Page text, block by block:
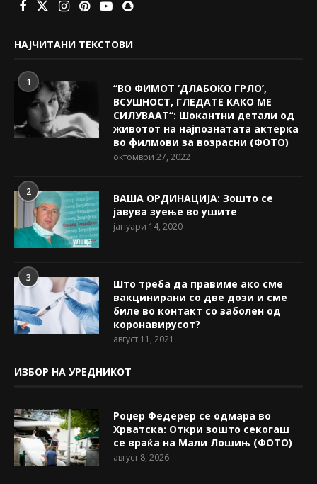
НАЈЧИТАНИ ТЕКСТОВИ
1
“ВО ФИМОТ ‘ДЛАБОКО ГРЛО’,
ВСУШНОСТ, ГЛЕДАТЕ КАКО МЕ
СИЛУВААТ“: Шокантни детали од
животот на најпознатата актерка
во филмови за возрасни (ФОТО)
октомври 27, 2022
2
ВАША ОРДИНАЦИЈА: Зошто се
јавува зуење во ушите
јануари 14, 2020
3
Што треба да правиме ако сме
вакцинирани со две дози и сме
биле во контакт со заболен од
коронавирусот?
август 11, 2021
ИЗБОР НА УРЕДНИКОТ
Роџер Федерер се одмара во
Хрватска: Откри зошто секогаш
се враќа на Мали Лошињ (ФОТО)
август 8, 2026